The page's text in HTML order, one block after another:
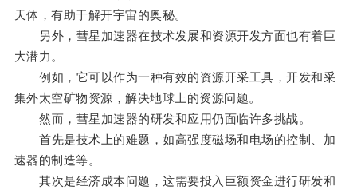
天体，有助于解开宇宙的奥秘。
另外，彗星加速器在技术发展和资源开发方面也有着巨
大潜力。
例如，它可以作为一种有效的资源开采工具，开发和采
集外太空矿物资源，解决地球上的资源问题。
然而，彗星加速器的研发和应用仍面临许多挑战。
首先是技术上的难题，如高强度磁场和电场的控制、加
速器的制造等。
其次是经济成本问题，这需要投入巨额资金进行研发和